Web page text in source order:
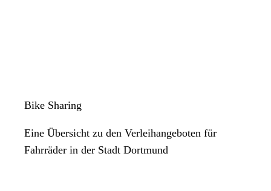
Bike Sharing
Eine Übersicht zu den Verleihangeboten für
Fahrräder in der Stadt Dortmund